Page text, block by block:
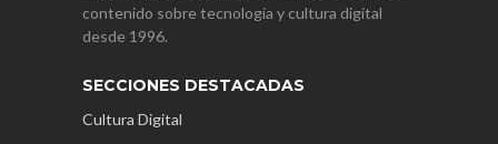
contenido sobre tecnología y cultura digital
desde 1996.
SECCIONES DESTACADAS
Cultura Digital